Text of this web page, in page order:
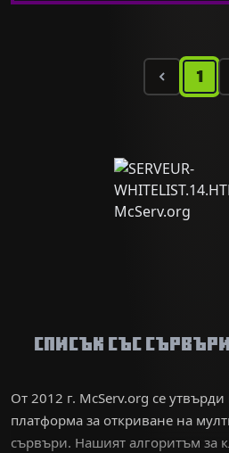
1
Списък със
От 2012 г. McServ.org се
платформа за откриване на
сървъри. Нашият алгоритъм за